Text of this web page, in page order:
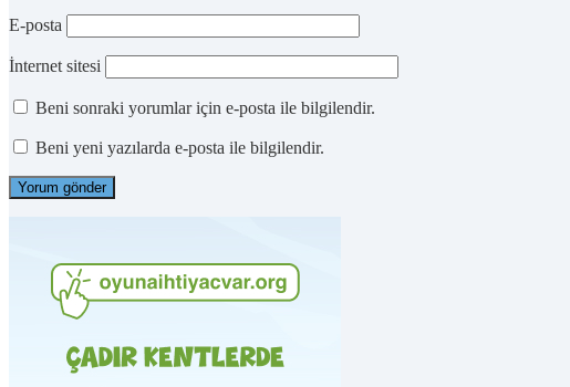
E-posta
İnternet sitesi
Beni sonraki yorumlar için e-posta ile bilgilendir.
Beni yeni yazılarda e-posta ile bilgilendir.